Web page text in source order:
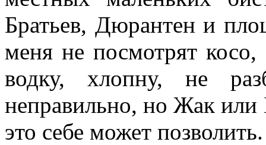
Братьев, Дюрантен и
меня не посмотрят
водку, хлопну, не
неправильно, но Жак или
это себе может позволить.